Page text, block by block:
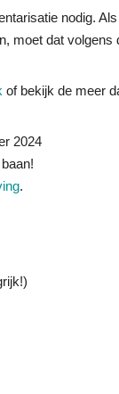
nodig.
moet dat volgens
of bekijk de meer
2024
.